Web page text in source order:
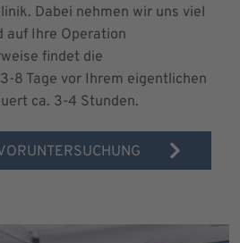
Dabei nehmen wir uns viel
auf Ihre Operation
findet die
8 Tage vor Ihrem eigentlichen
ca. 3-4 Stunden.